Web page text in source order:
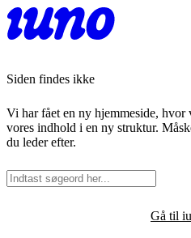
Siden findes ikke
Vi har fået en ny hjemmeside, hvor
vores indhold i en ny struktur.
du leder efter.
Gå til